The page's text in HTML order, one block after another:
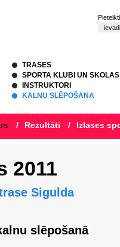
TRASES
SPORTA KLUBI UN SKOLAS
INSTRUKTORI
KALNU SLĒPOŠANA
/ Rezultāti / Izlases
2011
Sigulda
slēpošanā